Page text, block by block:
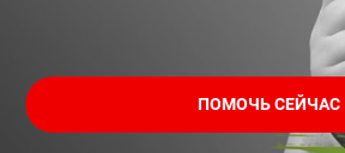
ПОМОЧЬ СЕЙЧАС